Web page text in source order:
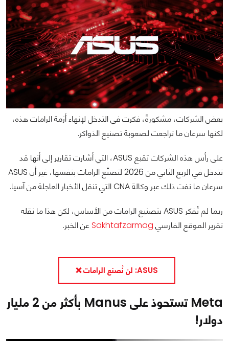
بعض الشركات، مشكورةً، فكرت في التدخل لإنهاء أزمة الرامات هذه،
لكنها سرعان ما تراجعت لصعوبة تصنيع الذواكر.
على رأس هذه الشركات تقبع ASUS، التي أشارت تقارير إلى أنها قد
تتدخل في الربع الثاني من 2026 لتصنّع الرامات بنفسها، غير أن ASUS
سرعان ما نفت ذلك عبر وكالة CNA التي تنقل الأخبار العاجلة من آسيا.
ربما لم تُفكر ASUS بتصنيع الرامات من الأساس، لكن هذا ما نقله
تقرير الموقع الفارسي Sakhtafzarmagعن الخبر.
ASUS: لن نُصنع الرامات ❌
Meta تستحوذ على Manus بأكثر من 2 مليار
دولار!